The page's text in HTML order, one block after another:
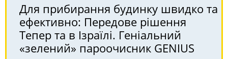
Для прибирання будинку швидко та
ефективно: Передове рішення
Тепер та в Ізраїлі. Геніальний
«зелений» пароочисник GENIUS